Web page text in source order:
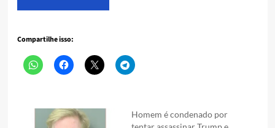
Compartilhe isso:
Homem é condenado por